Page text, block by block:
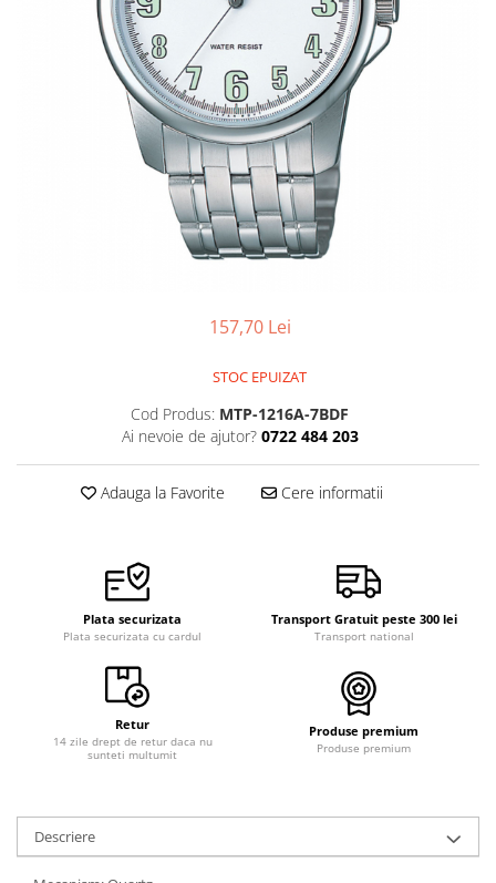
Ceasuri Daniel Klein
Ceasuri Lorus
Scule de Mana
Turnare, Lipire, Finisare
Scule Speciale
Suporti de Lucru
Surubelnite fine
Truse / Kituri Ceasornicar
157,70 Lei
STOC EPUIZAT
Cod Produs: MTP-1216A-7BDF
Ai nevoie de ajutor? 0722 484 203
Adauga la Favorite Cere informatii
Plata securizata
Plata securizata cu cardul
Transport Gratuit peste 300 lei
Transport national
Retur
14 zile drept de retur daca nu
sunteti multumit
Produse premium
Produse premium
Descriere